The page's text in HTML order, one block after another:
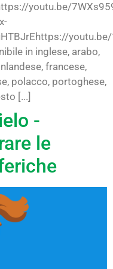
youtu.be/
in inglese, arabo,
francese,
polacco, portoghese,
[...]
-
le